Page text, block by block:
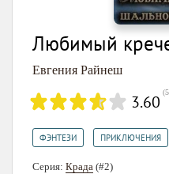
Любимый
Евгения Райнеш
3.60 (5
ФЭНТЕЗИ ПРИКЛЮЧЕНИЯ
Серия: Крада (#2)